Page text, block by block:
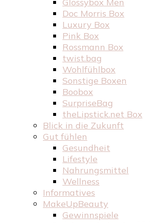
Doc Morris Box
Luxury Box
Pink Box
Rossmann Box
twist.bag
Wohlfühlbox
Sonstige Boxen
Boobox
SurpriseBag
theLipstick.net Box
Blick in die Zukunft
Gut fühlen
Gesundheit
Lifestyle
Nahrungsmittel
Wellness
Informatives
MakeUpBeauty
Gewinnspiele